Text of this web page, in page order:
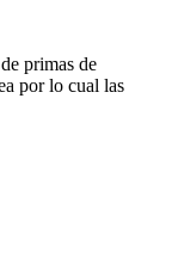
primas de
por lo cual las